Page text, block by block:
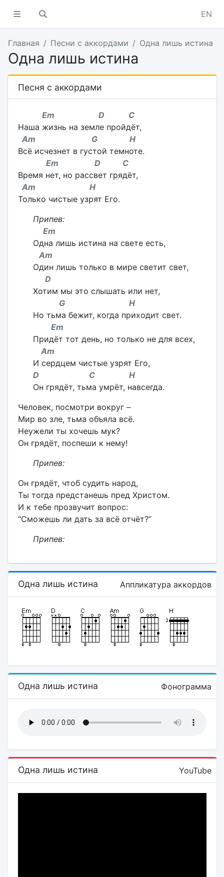
EN
Главная Песни с аккордами Одна лишь истина
Одна лишь истина
Песня с аккордами
Em D C
Наша жизнь на земле пройдёт,
Am G H
Всё исчезнет в густой темноте.
Em D C
Время нет, но рассвет грядёт,
Am H
Только чистые узрят Его.
Припев:
Em
Одна лишь истина на свете есть,
Am
Один лишь только в мире светит свет,
D
Хотим мы это слышать или нет,
G H
Но тьма бежит, когда приходит свет.
Em
Придёт тот день, но только не для всех,
Am
И сердцем чистые узрят Его,
D C H
Он грядёт, тьма умрёт, навсегда.
Человек, посмотри вокруг –
Мир во зле, тьма объяла всё.
Неужели ты хочешь мук?
Он грядёт, поспеши к нему!
Припев:
Он грядёт, чтоб судить народ,
Ты тогда предстанешь пред Христом.
И к тебе прозвучит вопрос:
“Сможешь ли дать за всё отчёт?”
Припев:
Одна лишь истина Аппликатура аккордов
Одна лишь истина Фонограмма
Одна лишь истина YouTube